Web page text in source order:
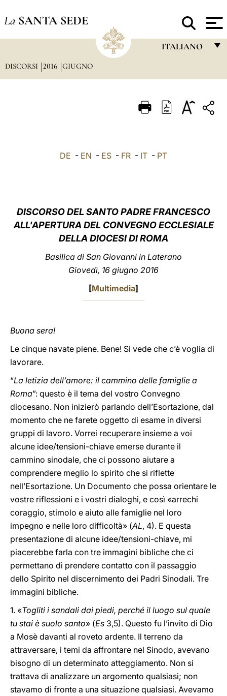
La SANTA SEDE
ITALIANO
ITALIANO
中文
LATINE
DISCORSI 2016 GIUGNO
DE - EN - ES - FR - IT - PT
DISCORSO DEL SANTO PADRE FRANCESCO
ALL'APERTURA DEL CONVEGNO ECCLESIALE
DELLA DIOCESI DI ROMA
Basilica di San Giovanni in Laterano
Giovedì, 16 giugno 2016
[Multimedia]
Buona sera!
Le cinque navate piene. Bene! Si vede che c’è voglia di
lavorare.
“La letizia dell’amore: il cammino delle famiglie a
Roma”: questo è il tema del vostro Convegno
diocesano. Non inizierò parlando dell’Esortazione, dal
momento che ne farete oggetto di esame in diversi
gruppi di lavoro. Vorrei recuperare insieme a voi
alcune idee/tensioni-chiave emerse durante il
cammino sinodale, che ci possono aiutare a
comprendere meglio lo spirito che si riflette
nell’Esortazione. Un Documento che possa orientare le
vostre riflessioni e i vostri dialoghi, e così «arrechi
coraggio, stimolo e aiuto alle famiglie nel loro
impegno e nelle loro difficoltà» (AL, 4). E questa
presentazione di alcune idee/tensioni-chiave, mi
piacerebbe farla con tre immagini bibliche che ci
permettano di prendere contatto con il passaggio
dello Spirito nel discernimento dei Padri Sinodali. Tre
immagini bibliche.
1. «Togliti i sandali dai piedi, perché il luogo sul quale
tu stai è suolo santo» (Es 3,5). Questo fu l’invito di Dio
a Mosè davanti al roveto ardente. Il terreno da
attraversare, i temi da affrontare nel Sinodo, avevano
bisogno di un determinato atteggiamento. Non si
trattava di analizzare un argomento qualsiasi; non
stavamo di fronte a una situazione qualsiasi. Avevamo